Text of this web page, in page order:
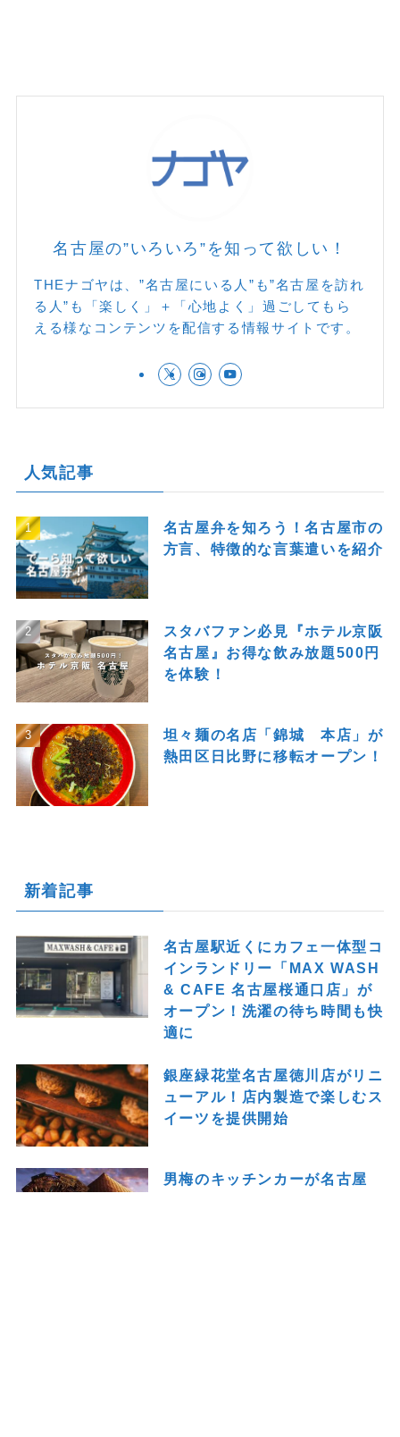
名古屋の”いろいろ”を知って欲しい！
THEナゴヤは、”名古屋にいる人”も”名古屋を訪れ
る人”も「楽しく」＋「心地よく」過ごしてもら
える様なコンテンツを配信する情報サイトです。
人気記事
名古屋弁を知ろう！名古屋市の
方言、特徴的な言葉遣いを紹介
スタバファン必見『ホテル京阪
名古屋』お得な飲み放題500円
を体験！
坦々麺の名店「錦城 本店」が
熱田区日比野に移転オープン！
新着記事
名古屋駅近くにカフェ一体型コ
インランドリー「MAX WASH
& CAFE 名古屋桜通口店」が
オープン！洗濯の待ち時間も快
適に
銀座緑花堂名古屋徳川店がリニ
ューアル！店内製造で楽しむス
イーツを提供開始
男梅のキッチンカーが名古屋